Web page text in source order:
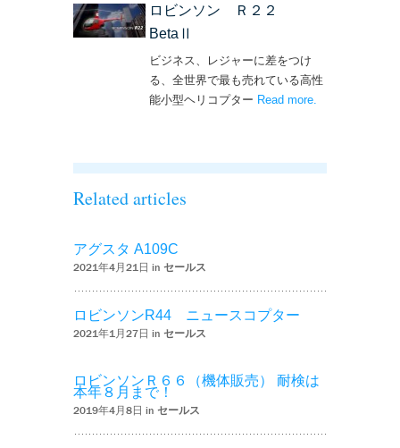
ロビンソン Ｒ２２
BetaⅡ
ビジネス、レジャーに差をつけ
る、全世界で最も売れている高性
能小型ヘリコプター Read more
Related articles
アグスタ A109C
2021年4月21日 in セールス
ロビンソンR44 ニュースコプター
2021年1月27日 in セールス
ロビンソンＲ６６（機体販売） 耐検は
本年８月まで！
2019年4月8日 in セールス